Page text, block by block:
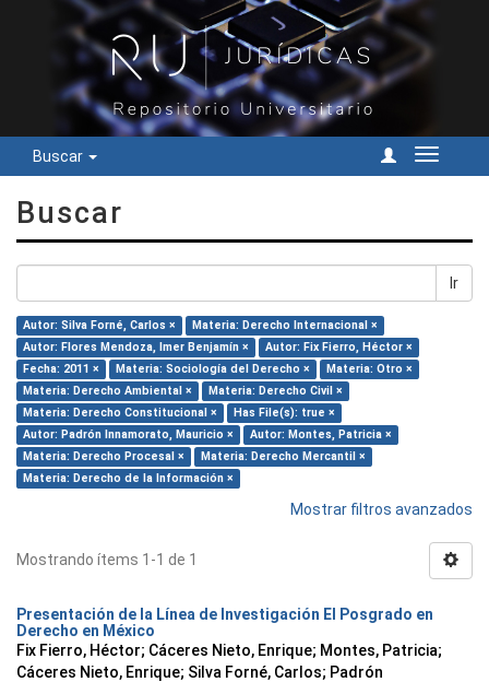
Buscar
Cambiar
Buscar
Ir
Autor: Silva Forné, Carlos ×
Materia: Derecho Internacional ×
Autor: Flores Mendoza, Imer Benjamín ×
Autor: Fix Fierro, Héctor ×
Fecha: 2011 ×
Materia: Sociología del Derecho ×
Materia: Otro ×
Materia: Derecho Ambiental ×
Materia: Derecho Civil ×
Materia: Derecho Constitucional ×
Has File(s): true ×
Autor: Padrón Innamorato, Mauricio ×
Autor: Montes, Patricia ×
Materia: Derecho Procesal ×
Materia: Derecho Mercantil ×
Materia: Derecho de la Información ×
Mostrar filtros avanzados
Mostrando ítems 1-1 de 1
Presentación de la Línea de Investigación El Posgrado en
Derecho en México
Fix Fierro, Héctor; Cáceres Nieto, Enrique; Montes, Patricia;
Cáceres Nieto, Enrique; Silva Forné, Carlos; Padrón